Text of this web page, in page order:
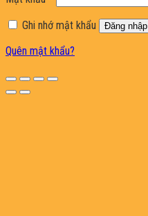
buộc
Ghi nhớ mật khẩu
Đăng nhập
Quên mật khẩu?